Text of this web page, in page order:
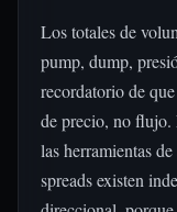
Los totales de
pump, dump,
recordatorio de
de precio, no flujo.
las herramientas
spreads existen